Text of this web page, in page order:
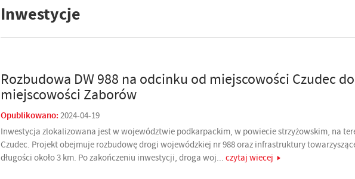
Inwestycje
Rozbudowa DW 988 na odcinku od miejscowości Czudec do
miejscowości Zaborów
Opublikowano:2024-04-19
Inwestycja zlokalizowana jest w województwie podkarpackim, w powiecie strzyżowskim, na
Czudec. Projekt obejmuje rozbudowę drogi wojewódzkiej nr 988 oraz infrastruktury
długości około 3 km. Po zakończeniu inwestycji, droga woj...czytaj wiecej